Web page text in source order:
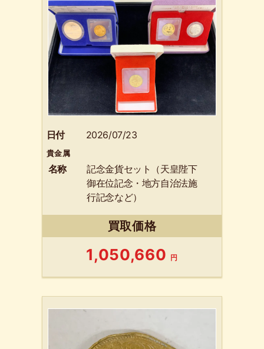
日付 2026/07/23
貴金属
名称
記念金貨セット（天皇陛下
御在位記念・地方自治法施
行記念など）
買取価格
1,050,660 円